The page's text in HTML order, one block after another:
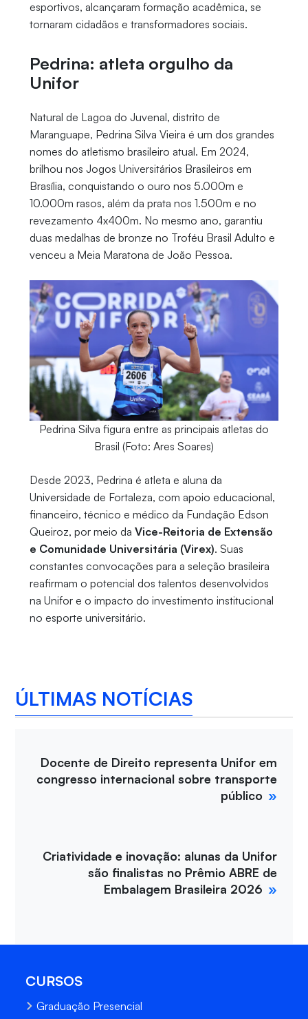
esportivos, alcançaram formação acadêmica, se
tornaram cidadãos e transformadores sociais.
Pedrina: atleta orgulho da
Unifor
Natural de Lagoa do Juvenal, distrito de
Maranguape, Pedrina Silva Vieira é um dos grandes
nomes do atletismo brasileiro atual. Em 2024,
brilhou nos Jogos Universitários Brasileiros em
Brasília, conquistando o ouro nos 5.000m e
10.000m rasos, além da prata nos 1.500m e no
revezamento 4x400m. No mesmo ano, garantiu
duas medalhas de bronze no Troféu Brasil Adulto e
venceu a Meia Maratona de João Pessoa.
Pedrina Silva figura entre as principais atletas do
Brasil (Foto: Ares Soares)
Desde 2023, Pedrina é atleta e aluna da
Universidade de Fortaleza, com apoio educacional,
financeiro, técnico e médico da Fundação Edson
Queiroz, por meio da Vice-Reitoria de Extensão
e Comunidade Universitária (Virex). Suas
constantes convocações para a seleção brasileira
reafirmam o potencial dos talentos desenvolvidos
na Unifor e o impacto do investimento institucional
no esporte universitário.
ÚLTIMAS NOTÍCIAS
Docente de Direito representa Unifor em
congresso internacional sobre transporte
público
Criatividade e inovação: alunas da Unifor
são finalistas no Prêmio ABRE de
Embalagem Brasileira 2026
CURSOS
Graduação Presencial